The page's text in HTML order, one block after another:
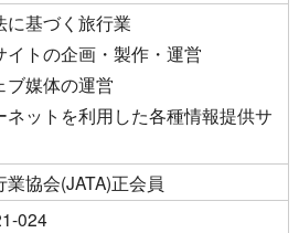
に基づく旅行業
イトの企画・製作・運営
ブ媒体の運営
ネットを利用した各種情報提供サ
業協会(JATA)正会員
024